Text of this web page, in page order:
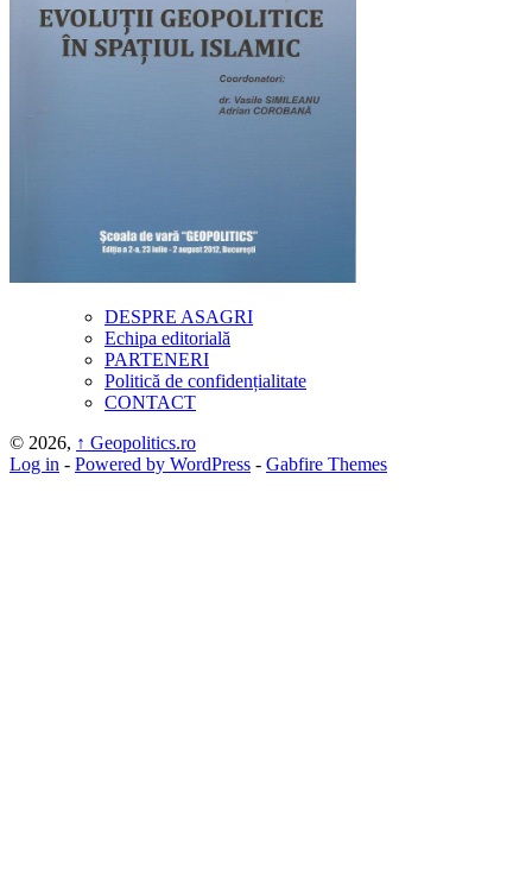
DESPRE ASAGRI
Echipa editorială
PARTENERI
Politică de confidențialitate
CONTACT
© 2026, ↑ Geopolitics.ro
Log in - Powered by WordPress - Gabfire Themes